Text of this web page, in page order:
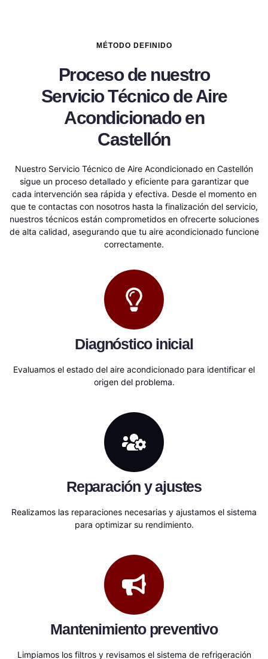
MÉTODO DEFINIDO
Proceso de nuestro
Servicio Técnico de Aire
Acondicionado en
Castellón
Nuestro Servicio Técnico de Aire Acondicionado en Castellón
sigue un proceso detallado y eficiente para garantizar que
cada intervención sea rápida y efectiva. Desde el momento en
que te contactas con nosotros hasta la finalización del servicio,
nuestros técnicos están comprometidos en ofrecerte soluciones
de alta calidad, asegurando que tu aire acondicionado funcione
correctamente.
Diagnóstico inicial
Evaluamos el estado del aire acondicionado para identificar el
origen del problema.
Reparación y ajustes
Realizamos las reparaciones necesarias y ajustamos el sistema
para optimizar su rendimiento.
Mantenimiento preventivo
Limpiamos los filtros y revisamos el sistema de refrigeración